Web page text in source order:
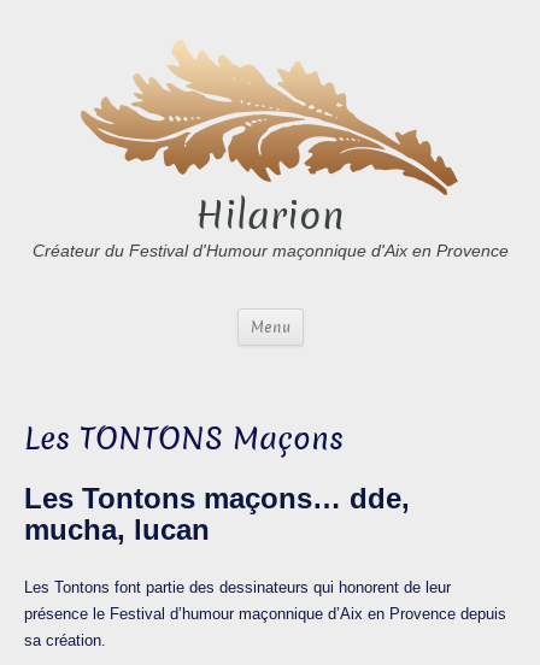
Hilarion
Créateur du Festival d'Humour maçonnique d'Aix en Provence
Menu
Les TONTONS Maçons
Les Tontons maçons… dde,
mucha, lucan
Les Tontons font partie des dessinateurs qui honorent de leur
présence le Festival d’humour maçonnique d’Aix en Provence depuis
sa création.